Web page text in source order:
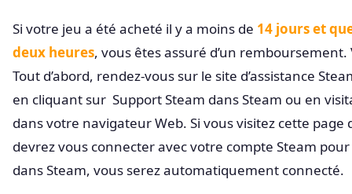
Si votre jeu a été acheté il y a moins de 14 jours et
deux heures, vous êtes assuré d’un
Tout d’abord, rendez-vous sur le site d’assistance
en cliquant sur Support Steam dans Steam ou en
dans votre navigateur Web. Si vous visitez cette
devrez vous connecter avec votre compte Steam
dans Steam, vous serez automatiquement connecté.